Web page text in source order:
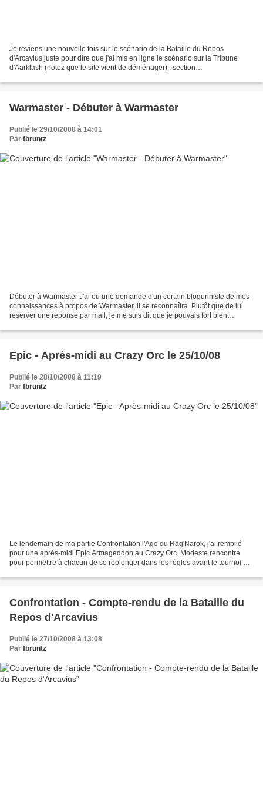
Je reviens une nouvelle fois sur le scénario de la Bataille du Repos
d'Arcavius juste pour dire que j'ai mis en ligne le scénario sur la Tribune
d'Aarklash (notez que le site vient de déménager) : section
Warmaster - Débuter à Warmaster
Publié le 29/10/2008 à 14:01
Par fbruntz
Débuter à Warmaster J'ai eu une demande d'un certain bloguriniste de mes
connaissances à propos de Warmaster, il se reconnaîtra. Plutôt que de lui
réserver une réponse par mail, je me suis dit que je pouvais fort bien
Epic - Après-midi au Crazy Orc le 25/10/08
Publié le 28/10/2008 à 11:19
Par fbruntz
Le lendemain de ma partie Confrontation l'Age du Rag'Narok, j'ai rempilé
pour une après-midi Epic Armageddon au Crazy Orc. Modeste rencontre
pour permettre à chacun de se replonger dans les règles avant le tournoi de
Confrontation - Compte-rendu de la Bataille du
Repos d'Arcavius
Publié le 27/10/2008 à 13:08
Par fbruntz